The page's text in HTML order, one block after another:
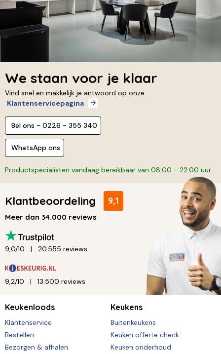
We staan voor je klaar
Vind snel en makkelijk je antwoord op onze
Klantenservicepagina
Bel ons - 0226 - 355 340
WhatsApp ons
Productspecialisten vandaag bereikbaar van 08:00 - 22:00 uur
Klantbeoordeling 9,1
Meer dan 34.000 reviews
9,0/10 20.555 reviews
9,2/10 13.500 reviews
Keukenloods
Klantenservice
Bestellen
Bezorgen & afhalen
Keukens
Buitenkeukens
Keuken offerte check
Keuken onderhoud